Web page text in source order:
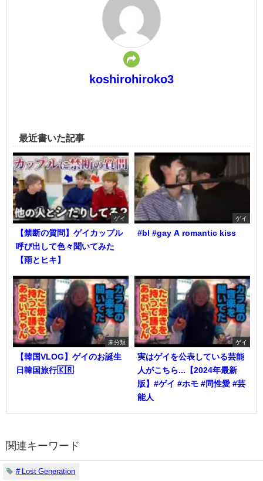
koshirohiroko3
最近書いた記事
ゲイ
【禁断の質問】ゲイカップル
呼び出して色々聞いてみた
【雨とヒキ】
ゲイ
#bl #gay A romantic kiss
未分類
【韓国VLOG】ゲイのお誕生
日韓国旅行🇰🇷
ゲイ
実はゲイを公表している芸能
人がこちら...【2024年最新
版】#ゲイ #ホモ #同性愛 #芸
能人
関連キーワード
# Lost Generation